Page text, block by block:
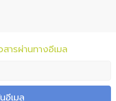
สารผ่านทางอีเมล
อีเมล